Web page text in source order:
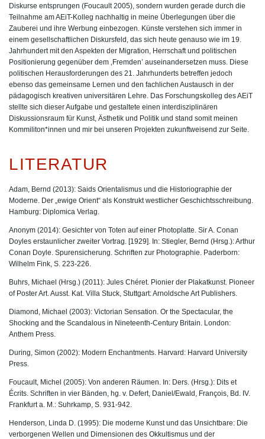
Diskurse entsprungen (Foucault 2005), sondern wurden gerade durch die
Teilnahme am AEiT-Kolleg nachhaltig in meine Überlegungen über die
Zauberei und ihre Werbung einbezogen. Künste verstehen sich immer in
einem gesellschaftlichen Diskursfeld, das sich heute genauso wie im 19.
Jahrhundert mit den Aspekten der Migration, Herrschaft und politischen
Positionierung gegenüber dem ‚Fremden’ auseinandersetzen muss. Diese
politischen Herausforderungen des 21. Jahrhunderts betreffen jedoch
ebenso das gemeinsame Lernen und den fachlichen Austausch in der
pädagogisch kreativen universitären Lehre. Das Forschungskolleg des AEiT
stellte sich dieser Aufgabe und gestaltete einen interdisziplinären
Diskussionsraum für Kunst, Ästhetik und Politik und stand somit meinen
Kommiliton*innen und mir bei unseren Projekten zukunftweisend zur Seite.
LITERATUR
Adam, Bernd (2013): Saids Orientalismus und die Historiographie der
Moderne. Der „ewige Orient“ als Konstrukt westlicher Geschichtsschreibung.
Hamburg: Diplomica Verlag.
Anonym (2014): Gesichter von Toten auf einer Photoplatte. Sir A. Conan
Doyles erstaunlicher zweiter Vortrag. [1929]. In: Stiegler, Bernd (Hrsg.): Arthur
Conan Doyle. Spurensicherung. Schriften zur Photographie. Paderborn:
Wilhelm Fink, S. 223-226.
Buhrs, Michael (Hrsg.) (2011): Jules Chéret. Pionier der Plakatkunst. Pioneer
of Poster Art. Ausst. Kat. Villa Stuck, Stuttgart: Arnoldsche Art Publishers.
Diamond, Michael (2003): Victorian Sensation. Or the Spectacular, the
Shocking and the Scandalous in Nineteenth-Century Britain. London:
Anthem Press.
During, Simon (2002): Modern Enchantments. Harvard: Harvard University
Press.
Foucault, Michel (2005): Von anderen Räumen. In: Ders. (Hrsg.): Dits et
Écrits. Schriften in vier Bänden, hg. v. Defert, Daniel/Ewald, François, Bd. IV.
Frankfurt a. M.: Suhrkamp, S. 931-942.
Henderson, Linda D. (1995): Die moderne Kunst und das Unsichtbare: Die
verborgenen Wellen und Dimensionen des Okkultismus und der